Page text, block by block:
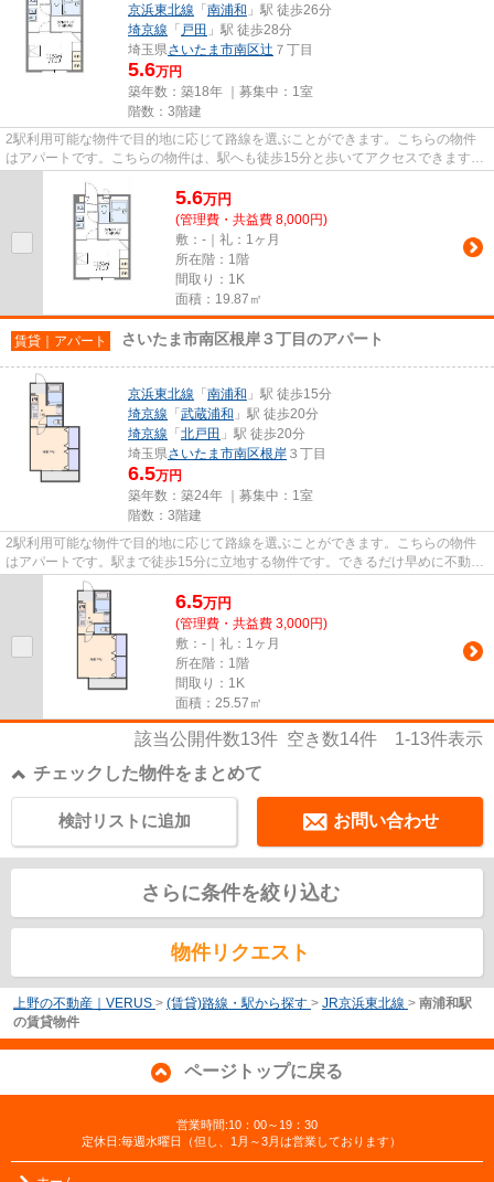
京浜東北線 「 南浦和 」駅 徒歩26分
埼京線 「 戸田 」駅 徒歩28分
埼玉県さいたま市南区辻 ７丁目
5.6万円
築年数：築18年 ｜募集中： 1室
階数：3階建
2駅利用可能な物件で目的地に応じて路線を選ぶことができます。こちらの物件
はアパートです。こちらの物件は、駅へも徒歩15分と歩いてアクセスできます。
5.6万円
(管理費・共益費 8,000円)
敷：-｜礼：1ヶ月
所在階：1階
間取り：1K
面積：19.87㎡
賃貸｜アパート さいたま市南区根岸３丁目のアパート
京浜東北線 「 南浦和 」駅 徒歩15分
埼京線 「 武蔵浦和 」駅 徒歩20分
埼京線 「 北戸田 」駅 徒歩20分
埼玉県さいたま市南区根岸 ３丁目
6.5万円
築年数：築24年 ｜募集中： 1室
階数：3階建
2駅利用可能な物件で目的地に応じて路線を選ぶことができます。こちらの物件
はアパートです。駅まで徒歩15分に立地する物件です。できるだけ早めに不動産
情報を集めたい方は当社スタッ...
6.5万円
(管理費・共益費 3,000円)
敷：-｜礼：1ヶ月
所在階：1階
間取り：1K
面積：25.57㎡
該当公開件数13件 空き数14件 1-13件表示
チェックした物件をまとめて
お問い合わせ
検討リストに追加
さらに条件を絞り込む
物件リクエスト
上野の不動産｜VERUS > (賃貸)路線・駅から探す > JR京浜東北線 > 南浦和駅
の賃貸物件
ページトップに戻る
営業時間:10：00～19：30
定休日:毎週水曜日（但し、1月～3月は営業しております）